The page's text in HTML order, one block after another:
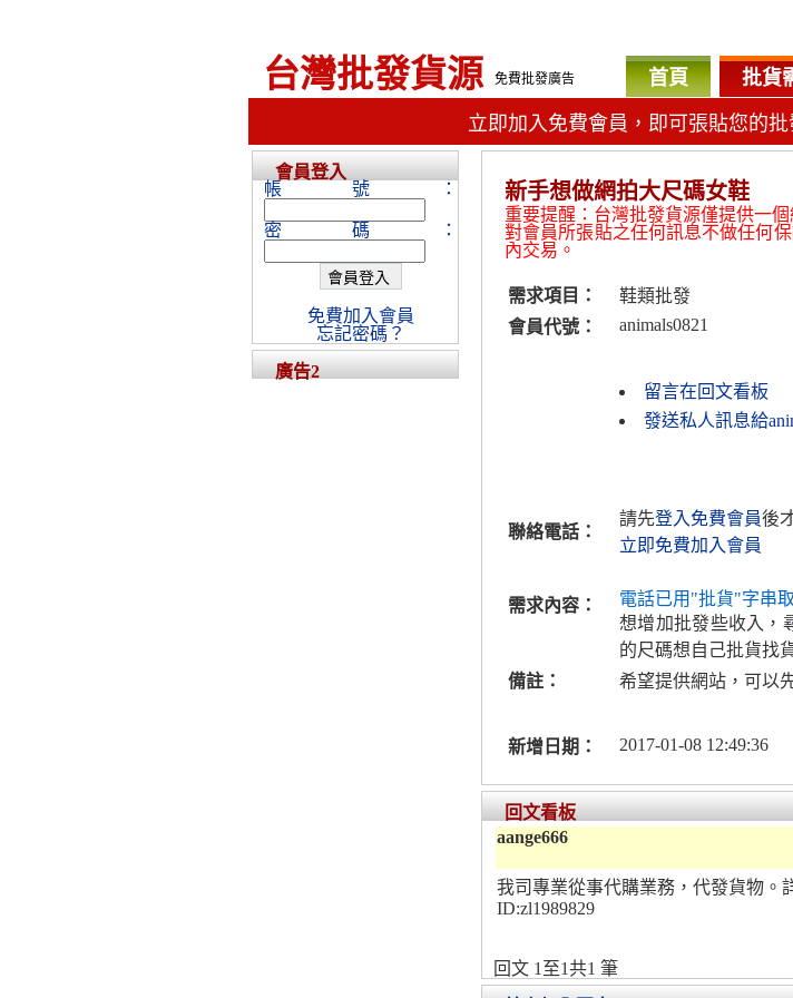
台灣批發貨源 免費批發廣告 首頁 批貨
立即加入免費會員，即可張貼您的
新手想做網拍大尺碼女鞋
重要提醒：台灣批發貨源僅提供一
對會員所張貼之任何訊息不做任何
內交易。
需求項目：
鞋類批發
會員代號：
animals0821
留言在回文看板
發送私人訊息給
聯絡電話：
請先登入免費會員後
立即免費加入會員
需求內容： 電話已用"批貨"字串
想增加批發些收入，
的尺碼想自己批貨找
備註：
希望提供網站，可以
新增日期： 2017-01-08 12:49:36
回文看板
aange666
我司專業從事代購業務，代發貨物。
ID:zl1989829
回文 1至1共1 筆
會員登入
帳號：
密碼：
免費加入會員
忘記密碼？
廣告2